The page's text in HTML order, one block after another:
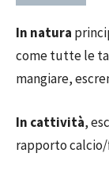
In natura
come tutte le
mangiare,
In cattività,
rapporto